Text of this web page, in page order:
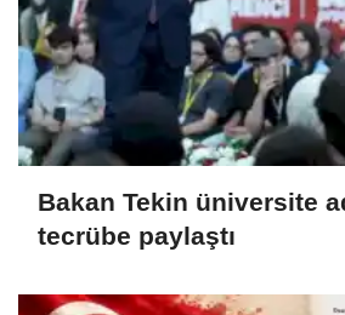
Bakan Tekin üniversite
tecrübe paylaştı